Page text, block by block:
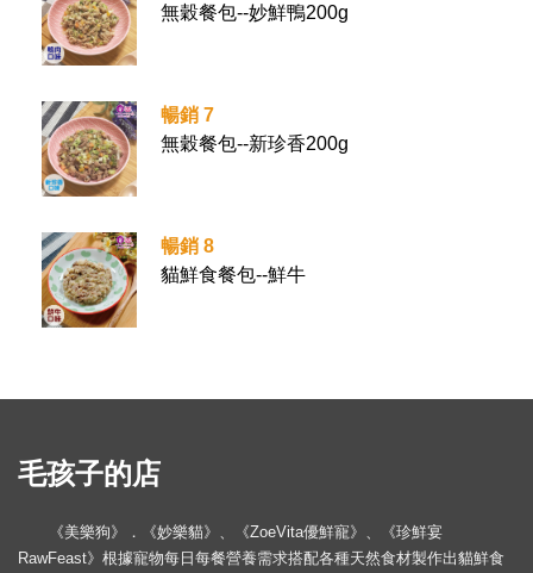
無穀餐包--妙鮮鴨200g
暢銷 7
無穀餐包--新珍香200g
暢銷 8
貓鮮食餐包--鮮牛
毛孩子的店
《美樂狗》．《妙樂貓》、《ZoeVita優鮮寵》、《珍鮮宴
RawFeast》根據寵物每日每餐營養需求搭配各種天然食材製作出貓鮮食